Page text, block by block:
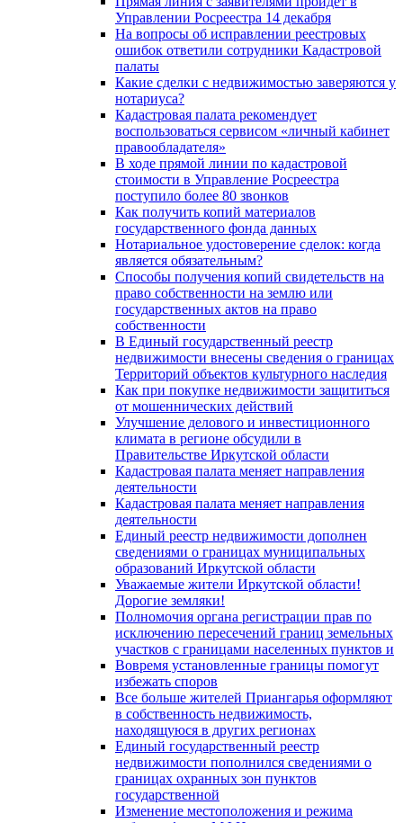
Управлении Росреестра 14 декабря
На вопросы об исправлении реестровых
ошибок ответили сотрудники Кадастровой
палаты
Какие сделки с недвижимостью заверяются у
нотариуса?
Кадастровая палата рекомендует
воспользоваться сервисом «личный кабинет
правообладателя»
В ходе прямой линии по кадастровой
стоимости в Управление Росреестра
поступило более 80 звонков
Как получить копий материалов
государственного фонда данных
Нотариальное удостоверение сделок: когда
является обязательным?
Способы получения копий свидетельств на
право собственности на землю или
государственных актов на право
собственности
В Единый государственный реестр
недвижимости внесены сведения о границах
Территорий объектов культурного наследия
Как при покупке недвижимости защититься
от мошеннических действий
Улучшение делового и инвестиционного
климата в регионе обсудили в
Правительстве Иркутской области
Кадастровая палата меняет направления
деятельности
Кадастровая палата меняет направления
деятельности
Единый реестр недвижимости дополнен
сведениями о границах муниципальных
образований Иркутской области
Уважаемые жители Иркутской области!
Дорогие земляки!
Полномочия органа регистрации прав по
исключению пересечений границ земельных
участков с границами населенных пунктов и
Вовремя установленные границы помогут
избежать споров
Все больше жителей Приангарья оформляют
в собственность недвижимость,
находящуюся в других регионах
Единый государственный реестр
недвижимости пополнился сведениями о
границах охранных зон пунктов
государственной
Изменение местоположения и режима